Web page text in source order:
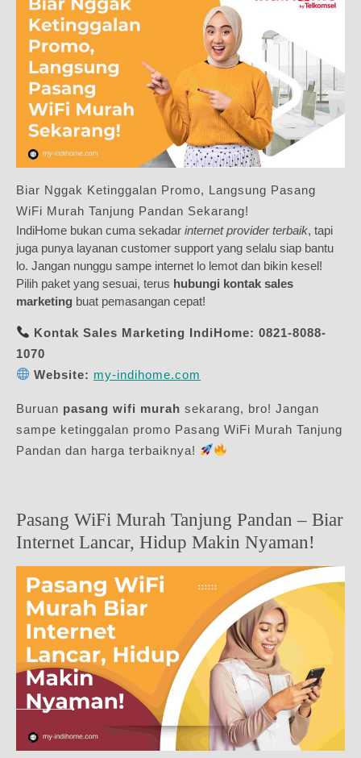
Biar Nggak Ketinggalan Promo, Langsung Pasang
WiFi Murah Tanjung Pandan Sekarang!
IndiHome bukan cuma sekadar internet provider terbaik, tapi
juga punya layanan customer support yang selalu siap bantu
lo. Jangan nunggu sampe internet lo lemot dan bikin kesel!
Pilih paket yang sesuai, terus hubungi kontak sales
marketing buat pemasangan cepat!
Kontak Sales Marketing IndiHome: 0821-8088-
1070
Website: my-indihome.com
Buruan pasang wifi murah sekarang, bro! Jangan
sampe ketinggalan promo Pasang WiFi Murah Tanjung
Pandan dan harga terbaiknya!
Pasang WiFi Murah Tanjung Pandan – Biar
Internet Lancar, Hidup Makin Nyaman!